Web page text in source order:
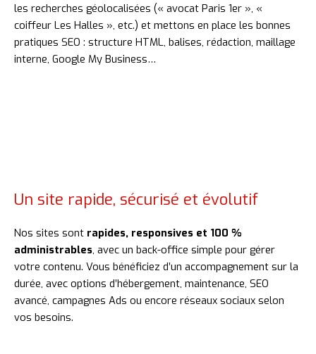
les recherches géolocalisées (« avocat Paris 1er », «
coiffeur Les Halles », etc.) et mettons en place les bonnes
pratiques SEO : structure HTML, balises, rédaction, maillage
interne, Google My Business…
Un site rapide, sécurisé et évolutif
Nos sites sont rapides, responsives et 100 %
administrables, avec un back-office simple pour gérer
votre contenu. Vous bénéficiez d’un accompagnement sur la
durée, avec options d’hébergement, maintenance, SEO
avancé, campagnes Ads ou encore réseaux sociaux selon
vos besoins.